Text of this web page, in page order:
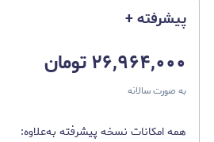
پیشرفته +
۲۶,۹۶۴,۰۰۰ تومان
به‌ صورت سالانه
همه امکانات نسخه پیشرفته به‌علاوه: